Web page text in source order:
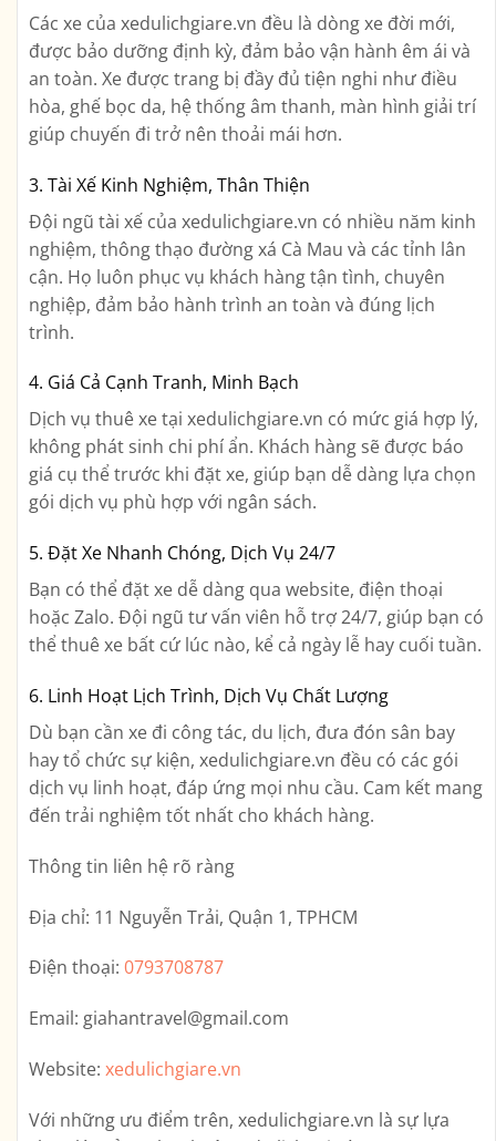
Các xe của xedulichgiare.vn đều là dòng xe đời mới,
được bảo dưỡng định kỳ, đảm bảo vận hành êm ái và
an toàn. Xe được trang bị đầy đủ tiện nghi như điều
hòa, ghế bọc da, hệ thống âm thanh, màn hình giải trí
giúp chuyến đi trở nên thoải mái hơn.
3. Tài Xế Kinh Nghiệm, Thân Thiện
Đội ngũ tài xế của xedulichgiare.vn có nhiều năm kinh
nghiệm, thông thạo đường xá Cà Mau và các tỉnh lân
cận. Họ luôn phục vụ khách hàng tận tình, chuyên
nghiệp, đảm bảo hành trình an toàn và đúng lịch
trình.
4. Giá Cả Cạnh Tranh, Minh Bạch
Dịch vụ thuê xe tại xedulichgiare.vn có mức giá hợp lý,
không phát sinh chi phí ẩn. Khách hàng sẽ được báo
giá cụ thể trước khi đặt xe, giúp bạn dễ dàng lựa chọn
gói dịch vụ phù hợp với ngân sách.
5. Đặt Xe Nhanh Chóng, Dịch Vụ 24/7
Bạn có thể đặt xe dễ dàng qua website, điện thoại
hoặc Zalo. Đội ngũ tư vấn viên hỗ trợ 24/7, giúp bạn có
thể thuê xe bất cứ lúc nào, kể cả ngày lễ hay cuối tuần.
6. Linh Hoạt Lịch Trình, Dịch Vụ Chất Lượng
Dù bạn cần xe đi công tác, du lịch, đưa đón sân bay
hay tổ chức sự kiện, xedulichgiare.vn đều có các gói
dịch vụ linh hoạt, đáp ứng mọi nhu cầu. Cam kết mang
đến trải nghiệm tốt nhất cho khách hàng.
Thông tin liên hệ rõ ràng
Địa chỉ: 11 Nguyễn Trải, Quận 1, TPHCM
Điện thoại: 0793708787
Email: giahantravel@gmail.com
Website: xedulichgiare.vn
Với những ưu điểm trên, xedulichgiare.vn là sự lựa